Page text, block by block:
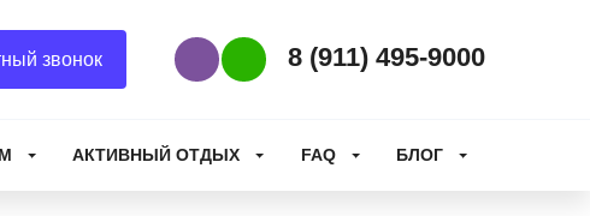
звонок
Наш ViberНаш WhatsApp
8 (911) 495-9000
АКТИВНЫЙ ОТДЫХ FAQ БЛОГ